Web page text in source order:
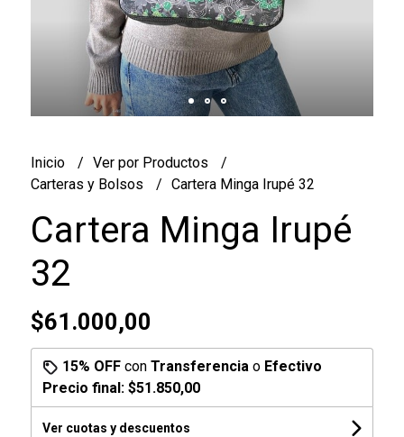
Inicio
Ver por Productos
Carteras y Bolsos
Cartera Minga Irupé 32
Cartera Minga Irupé
32
$61.000,00
15% OFFcon Transferencia o Efectivo
Precio final: $51.850,00
Ver cuotas y descuentos